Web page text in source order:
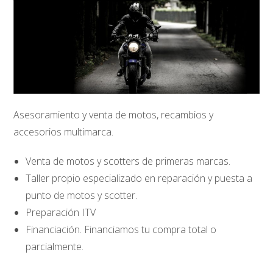
Asesoramiento y venta de motos, recambios y
accesorios multimarca.
Venta de motos y scotters de primeras marcas.
Taller propio especializado en reparación y puesta a
punto de motos y scotter.
Preparación ITV
Financiación. Financiamos tu compra total o
parcialmente.